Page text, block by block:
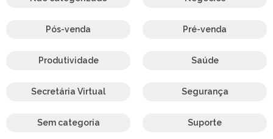
Pós-venda Pré-venda
Produtividade Saúde
Secretária Virtual Segurança
Sem categoria Suporte